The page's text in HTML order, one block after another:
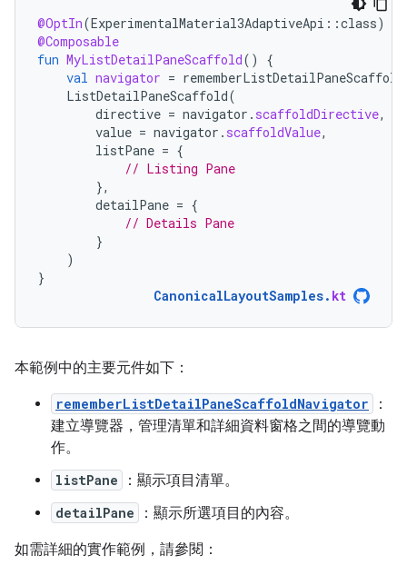
@OptIn(ExperimentalMaterial3AdaptiveApi ::class)
@Composable
fun MyListDetailPaneScaffold()
{
val navigator =
ListDetailPaneScaffold(
directive = navigator . scaffoldDirective,
value = navigator . scaffoldValue,
listPane = {
// Listing Pane
},
detailPane = {
// Details Pane
}
)
}
CanonicalLayoutSamples. kt
本範例中的主要元件如下：
rememberListDetailPaneScaffoldNavigator
：
建立導覽器，管理清單和詳細資料窗格之間的導覽動
作。
listPane ：顯示項目清單。
detailPane
：顯示所選項目的內容。
如需詳細的實作範例，請參閱：